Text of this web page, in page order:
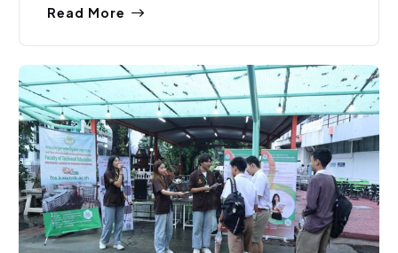
Read More
กิจกรรมคณะ